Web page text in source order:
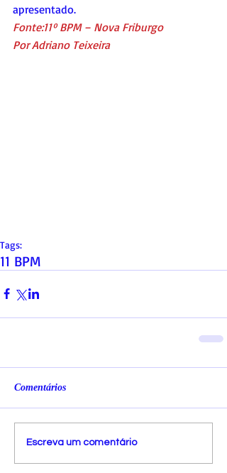
apresentado.
Fonte:11º BPM – Nova Friburgo
Por Adriano Teixeira
Tags:
11 BPM
Comentários
Escreva um comentário